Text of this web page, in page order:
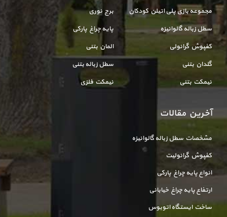
مجموعه بازی پلی اتیلن کودکان
برج نوری
سطل زباله گالوانیزه
پایه چراغ پارکی
کفپوش گرانولی
المان بتنی
گلدان بتنی
سطل زباله بتنی
نیمکت بتنی
نیمکت فلزی
آخرین مقالات
مشخصات سطل زباله گالوانیزه
کفپوش گرانولیت
انواع پایه چراغ پارکی
ارتفاع پایه چراغ خیابانی
ساخت ایستگاه اتوبوس